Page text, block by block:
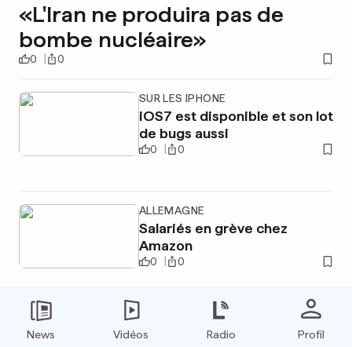
«L'Iran ne produira pas de
bombe nucléaire»
0 0
SUR LES IPHONE
iOS7 est disponible et son lot
de bugs aussi
0 0
ALLEMAGNE
Salariés en grève chez
Amazon
0 0
News Vidéos Radio Profil